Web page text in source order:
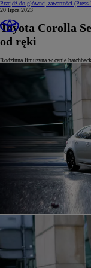
Przejdź do głównej zawartości (Press
20 lipca 2023
Toyota Corolla
od ręki
Rodzinna limuzyna w cenie